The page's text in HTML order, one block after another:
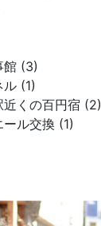
館 (3)
(1)
くの百円宿 (2)
ル交換 (1)